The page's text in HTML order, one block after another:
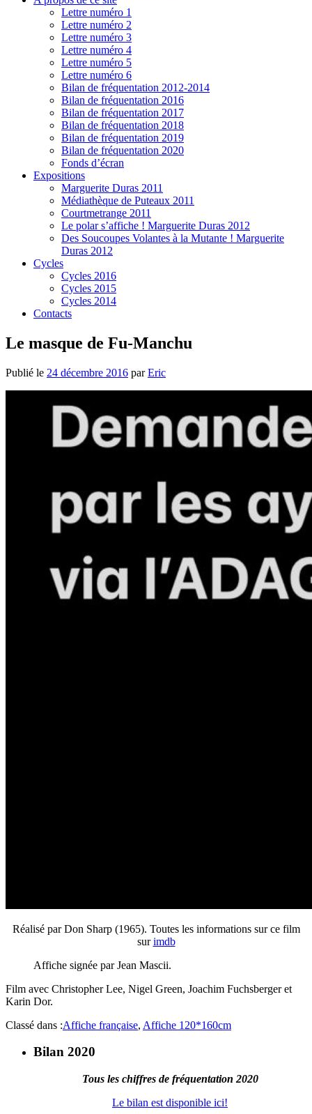
Lettre numéro 1
Lettre numéro 2
Lettre numéro 3
Lettre numéro 4
Lettre numéro 5
Lettre numéro 6
Bilan de fréquentation 2012-2014
Bilan de fréquentation 2016
Bilan de fréquentation 2017
Bilan de fréquentation 2018
Bilan de fréquentation 2019
Bilan de fréquentation 2020
Fonds d’écran
Expositions
Marguerite Duras 2011
Médiathèque de Puteaux 2011
Courtmetrange 2011
Le polar s’affiche ! Marguerite Duras 2012
Des Soucoupes Volantes à la Mutante ! Marguerite
Duras 2012
Cycles
Cycles 2016
Cycles 2015
Cycles 2014
Contacts
Le masque de Fu-Manchu
Publié le 24 décembre 2016 parEric
Réalisé par Don Sharp (1965). Toutes les informations sur ce film
surimdb
Affiche signée par Jean Mascii.
Film avec Christopher Lee, Nigel Green, Joachim Fuchsberger et
Karin Dor.
Classé dans :Affiche française, Affiche 120*160cm
Bilan 2020
Tous les chiffres de fréquentation 2020
Le bilan est disponible ici!